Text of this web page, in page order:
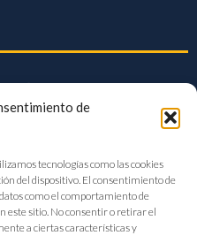
de
tecnologías como las cookies
del dispositivo. El consentimiento de
como el comportamiento de
este sitio. No consentir o retirar el
a ciertas características y